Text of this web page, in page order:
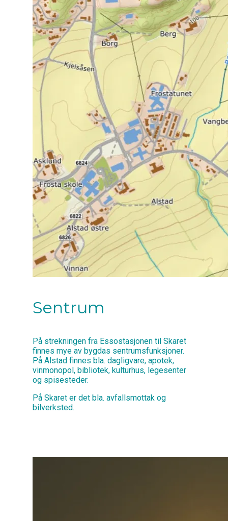
Sentrum
På strekningen fra Essostasjonen til Skaret
finnes mye av bygdas sentrumsfunksjoner.
På Alstad finnes bla. dagligvare, apotek,
vinmonopol, bibliotek, kulturhus, legesenter
og spisesteder.
På Skaret er det bla. avfallsmottak og
bilverksted.